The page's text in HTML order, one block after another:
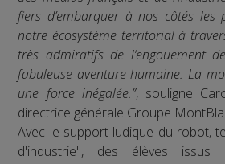
fiers d’embarquer à nos côtés les
notre écosystème territorial à
très admiratifs de l’engouement
fabuleuse aventure humaine. La
une force inégalée.”, souligne
directrice générale Groupe
Avec le support ludique du robot,
d'industrie", des élèves issus